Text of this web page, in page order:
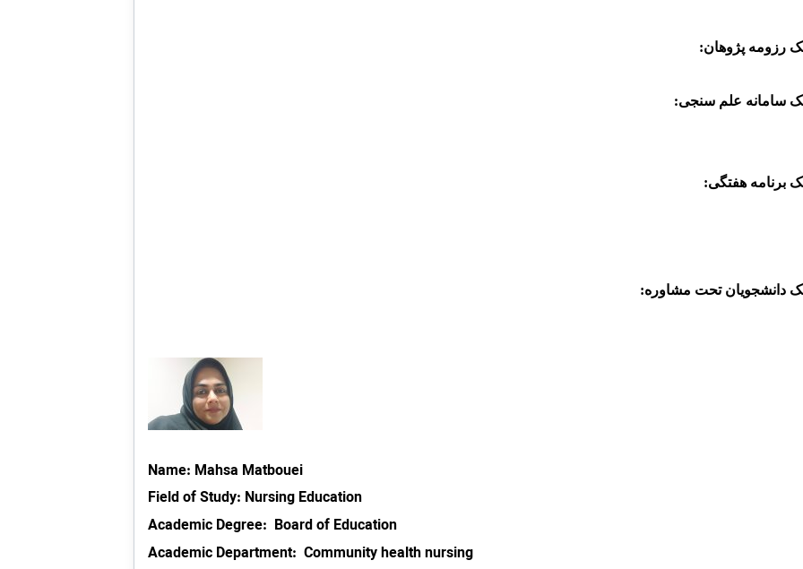
رزومه پژوهان:
سامانه علم سنجی:
برنامه هفتگی:
دانشجویان تحت مشاوره:
Name: Mahsa Matbouei
Field of Study: Nursing Education
Academic Degree: Board of Education
Academic Department: Community health nursing